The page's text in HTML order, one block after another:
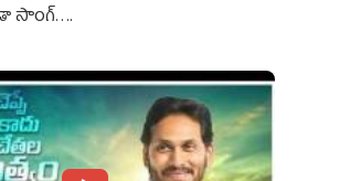
సాంగ్….